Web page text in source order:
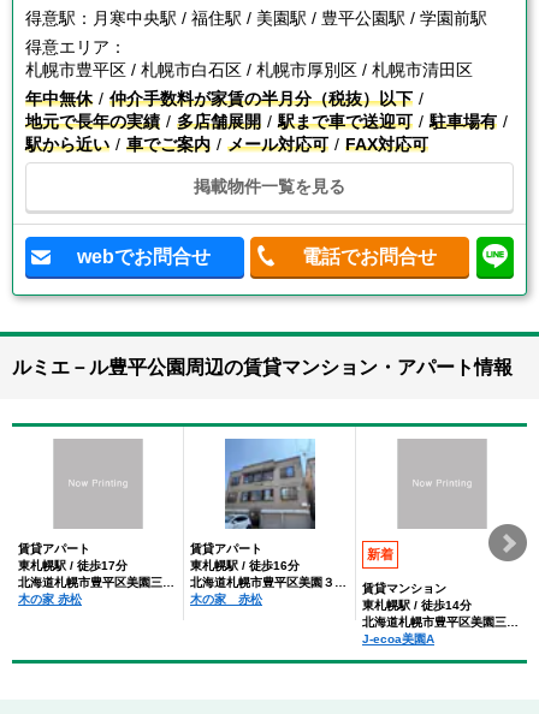
得意駅： 月寒中央駅 / 福住駅 / 美園駅 / 豊平公園駅 / 学園前駅
得意エリア：
札幌市豊平区 / 札幌市白石区 / 札幌市厚別区 / 札幌市清田区
年中無休
仲介手数料が家賃の半月分（税抜）以下
地元で長年の実績
多店舗展開 駅まで車で送迎可
駐車場有
駅から近い
車でご案内 メール対応可 FAX対応可
掲載物件一覧を見る
webでお問合せ 電話でお問合せ
ルミエ－ル豊平公園周辺の賃貸マンション・アパート情報
賃貸アパート
東札幌駅 / 徒歩17分
木の家 赤松
賃貸アパート
東札幌駅 / 徒歩16分
木の家 赤松
新着
賃貸マンション
東札幌駅 / 徒歩14分
J-ecoa美園A